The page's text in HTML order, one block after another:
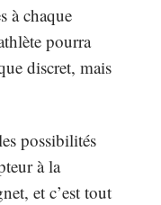
à chaque
pourra
discret, mais
possibilités
à la
et c’est tout